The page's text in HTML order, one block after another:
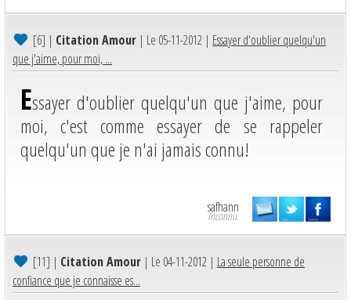
[6] | Citation Amour | Le 05-11-2012 | Essayer d'oublier quelqu'un
que j'aime, pour moi, ...
Essayer d'oublier quelqu'un que j'aime, pour
moi, c'est comme essayer de se rappeler
quelqu'un que je n'ai jamais connu!
safhann
Inconnu.
[11] | Citation Amour | Le 04-11-2012 | La seule personne de
confiance que je connaisse es...